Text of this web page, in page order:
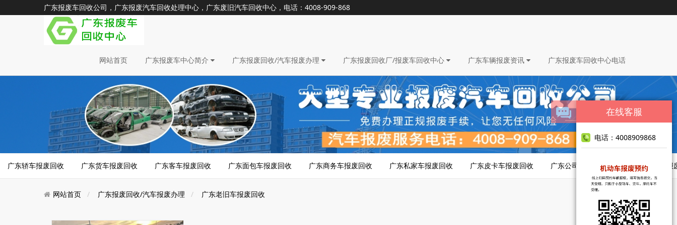
广东报废车回收公司，广东报废汽车回收处理中心，广东废旧汽车回收中心，电话：4008-909-868
网站首页 广东报废车中心简介 广东报废回收/汽车报废办理 广东报废回收厂/报废车回收中心 广东车辆报废资讯 广东报废车回收中心电话
广东轿车报废回收 广东货车报废回收 广东客车报废回收 广东面包车报废回收 广东商务车报废回收 广东私家车报废回收 广东皮卡车报废回收 广东公司车报废回收 广东脱审车报
网站首页 广东报废回收/汽车报废办理 广东老旧车报废回收
在线客服
电话：4008909868